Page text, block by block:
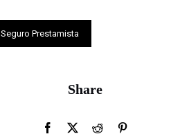
Seguro Prestamista
Share